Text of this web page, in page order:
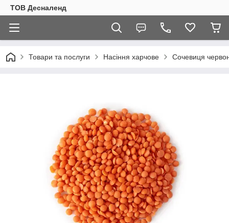
ТОВ Десналенд
Товари та послуги Насіння харчове Сочевиця